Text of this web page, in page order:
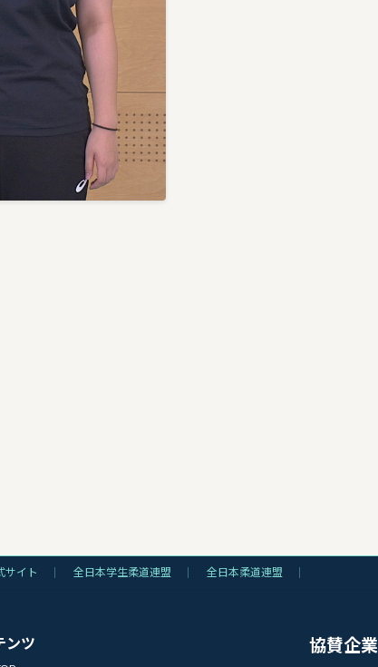
サイト 全日本学生柔道連盟 全日本柔道連盟
ンツ 協賛企業